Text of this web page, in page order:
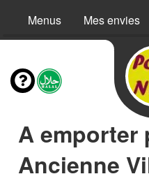
Menus Mes envies
A emporter
Ancienne